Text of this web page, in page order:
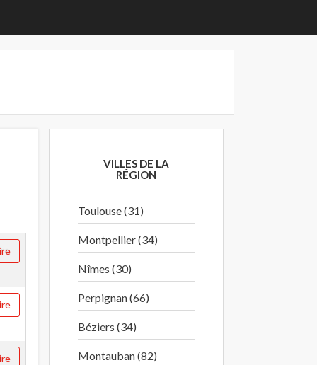
VILLES DE LA
RÉGION
Toulouse (31)
Montpellier (34)
Nîmes (30)
Perpignan (66)
Béziers (34)
Montauban (82)